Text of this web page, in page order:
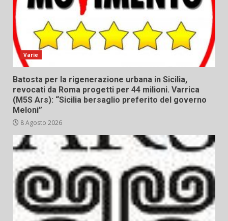
Varie
Batosta per la rigenerazione urbana in Sicilia,
revocati da Roma progetti per 44 milioni. Varrica
(M5S Ars): “Sicilia bersaglio preferito del governo
Meloni”
8 Agosto 2026